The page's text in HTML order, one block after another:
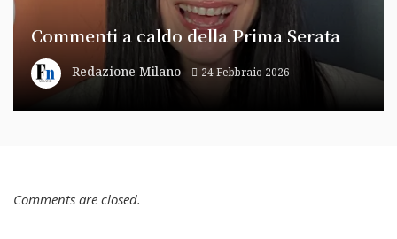
Commenti a caldo della Prima Serata
Redazione Milano 24 Febbraio 2026
Comments are closed.